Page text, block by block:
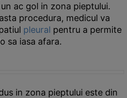
ac gol in zona pieptului.
procedura, medicul va
pleural pentru a permite
sa iasa afara.
in zona pieptului este din